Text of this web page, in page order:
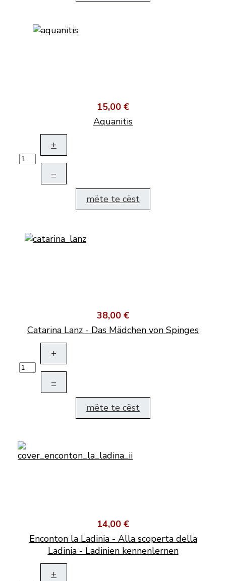
15,00 €
Aquanitis
+
–
mëte te cëst
38,00 €
Catarina Lanz - Das Mädchen von Spinges
+
–
mëte te cëst
14,00 €
Enconton la Ladinia - Alla scoperta della
Ladinia - Ladinien kennenlernen
+